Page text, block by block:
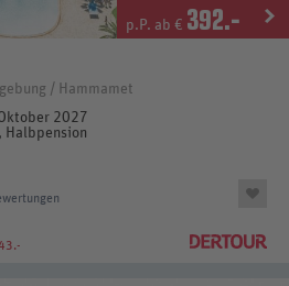
p.P. ab € 392.-
/ Hammamet
2027
Halbpension